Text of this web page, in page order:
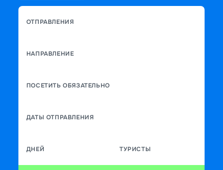
ОТПРАВЛЕНИЯ
НАПРАВЛЕНИЕ
ПОСЕТИТЬ ОБЯЗАТЕЛЬНО
ДАТЫ ОТПРАВЛЕНИЯ
ДНЕЙ ТУРИСТЫ